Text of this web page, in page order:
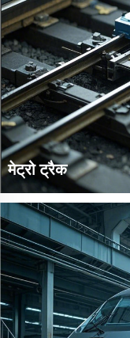
मेट्रो ट्रैक
मेट्रो ट्रैक्स में आमतौर पर
हल्के मॉडलों का उपयोग
प्रदर्शन होना चाहिए।
सिग्नल सिस्टम जटिल होते